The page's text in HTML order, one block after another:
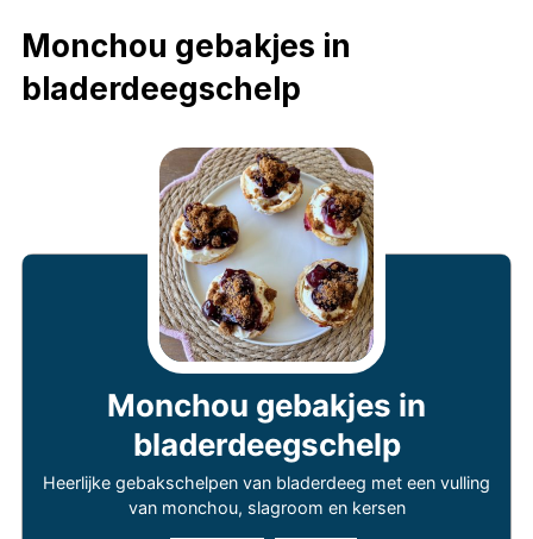
Monchou gebakjes in
bladerdeegschelp
Monchou gebakjes in
bladerdeegschelp
Heerlijke gebakschelpen van bladerdeeg met een vulling
van monchou, slagroom en kersen